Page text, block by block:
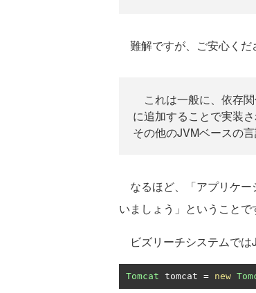
難解ですが、ご安心くだ
これは一般に、依存
に追加することで実装
その他のJVMベースの
なるほど、「アプリケー
いましょう」ということで
ビズリーチシステムでは
Tomcat tomcat = new